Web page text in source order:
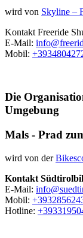
wird von Skyline –
Kontakt Freeride
E-Mail:
Mobil:
Die
Umgebung
Mals - Prad
wird von der
Kontakt
E-Mail:
Mobil:
Hotline: